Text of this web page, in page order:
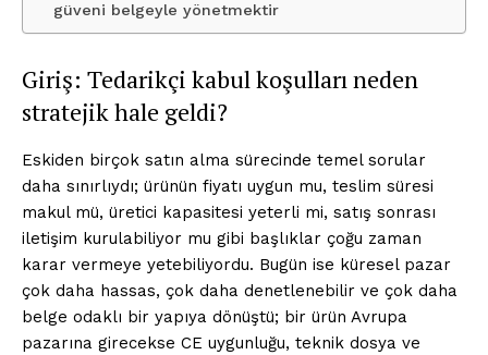
güveni belgeyle yönetmektir
Giriş: Tedarikçi kabul koşulları neden
stratejik hale geldi?
Eskiden birçok satın alma sürecinde temel sorular
daha sınırlıydı; ürünün fiyatı uygun mu, teslim süresi
makul mü, üretici kapasitesi yeterli mi, satış sonrası
iletişim kurulabiliyor mu gibi başlıklar çoğu zaman
karar vermeye yetebiliyordu. Bugün ise küresel pazar
çok daha hassas, çok daha denetlenebilir ve çok daha
belge odaklı bir yapıya dönüştü; bir ürün Avrupa
pazarına girecekse CE uygunluğu, teknik dosya ve